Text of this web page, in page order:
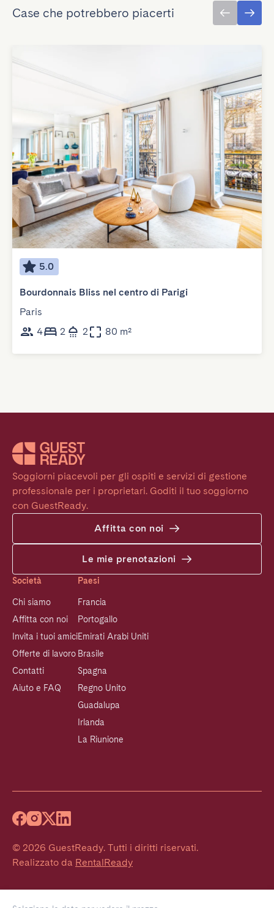
Case che potrebbero piacerti
5.0
Bourdonnais Bliss nel centro di Parigi
Paris
4
2 2 80 m²
Soggiorni piacevoli per gli ospiti e servizi di gestione
professionale per i proprietari. Goditi il tuo soggiorno
con GuestReady.
Affitta con noi
Le mie prenotazioni
Società
Chi siamo
Affitta con noi
Invita i tuoi amici
Offerte di lavoro
Contatti
Aiuto e FAQ
Paesi
Francia
Portogallo
Emirati Arabi Uniti
Brasile
Spagna
Regno Unito
Guadalupa
Irlanda
La Riunione
© 2026 GuestReady. Tutti i diritti riservati.
Realizzato da RentalReady